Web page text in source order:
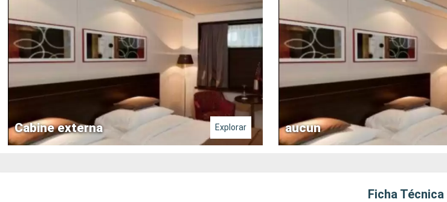
Cabine externa Explorar aucun
Ficha Técnica